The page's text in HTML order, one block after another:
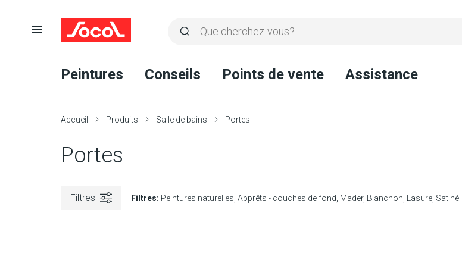
Rechercher
recherche
Ouvrir
Peintures Conseils Points de vente Assistance
Accueil Produits Salle de bains Portes
Portes
Filtres Filtres: Peintures naturelles Apprêts - couches de fond Mäder Blanchon Lasure Satiné